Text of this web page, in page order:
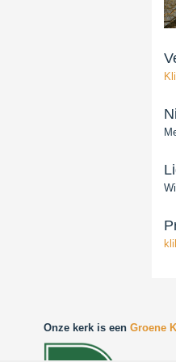
Onze kerk is een Groene